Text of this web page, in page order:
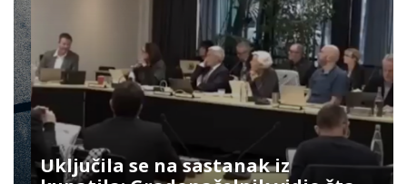
Uključila se na sastanak iz